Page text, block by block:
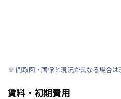
※ 間取図・画像と現況が異なる場合は
賃料・初期費用